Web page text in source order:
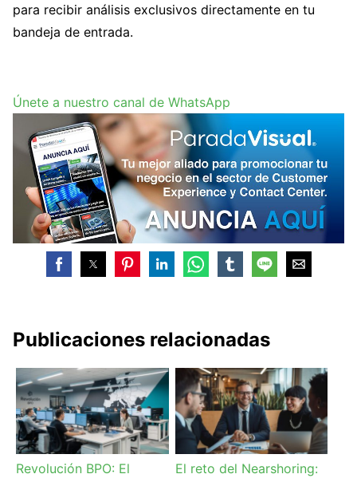
para recibir análisis exclusivos directamente en tu
bandeja de entrada.
Únete a nuestro canal de WhatsApp
Publicaciones relacionadas
Revolución BPO: El
El reto del Nearshoring: